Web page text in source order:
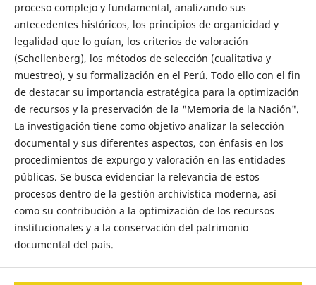
proceso complejo y fundamental, analizando sus
antecedentes históricos, los principios de organicidad y
legalidad que lo guían, los criterios de valoración
(Schellenberg), los métodos de selección (cualitativa y
muestreo), y su formalización en el Perú. Todo ello con el fin
de destacar su importancia estratégica para la optimización
de recursos y la preservación de la "Memoria de la Nación".
La investigación tiene como objetivo analizar la selección
documental y sus diferentes aspectos, con énfasis en los
procedimientos de expurgo y valoración en las entidades
públicas. Se busca evidenciar la relevancia de estos
procesos dentro de la gestión archivística moderna, así
como su contribución a la optimización de los recursos
institucionales y a la conservación del patrimonio
documental del país.